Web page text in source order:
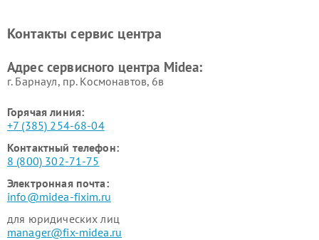
пылесосов Midea
Midea
Контакты сервис центра
Адрес сервисного центра Midea:
г. Барнаул, ​пр. Космонавтов, 6в
Горячая линия:
+7 (385) 254-68-04
Контактный телефон:
8 (800) 302-71-75
Электронная почта:
info@midea-fixim.ru
для юридических лиц
manager@fix-midea.ru